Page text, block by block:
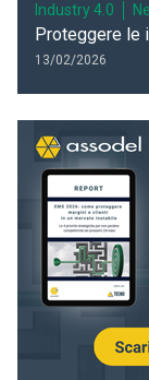
Industry 4.0
Proteggere le
13/02/2026